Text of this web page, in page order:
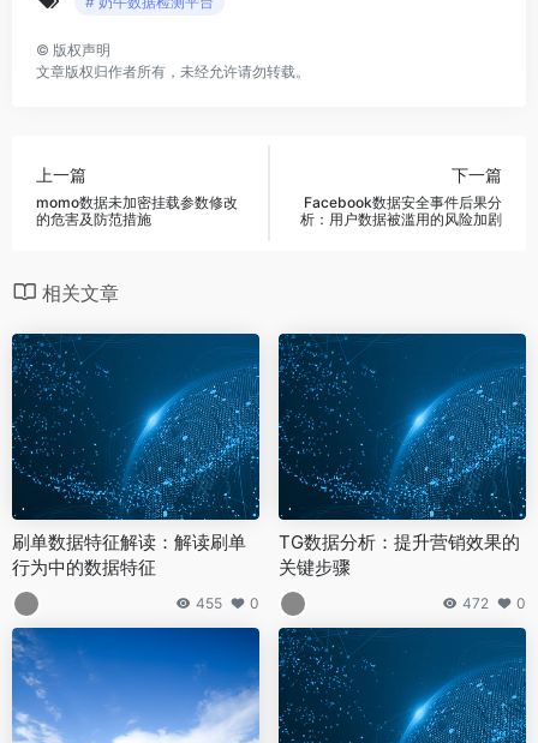
© 版权声明
文章版权归作者所有，未经允许请勿转载。
上一篇
momo数据未加密挂载参数修改
的危害及防范措施
下一篇
Facebook数据安全事件后果分
析：用户数据被滥用的风险加剧
相关文章
刷单数据特征解读：解读刷单
行为中的数据特征
455 0
TG数据分析：提升营销效果的
关键步骤
472 0